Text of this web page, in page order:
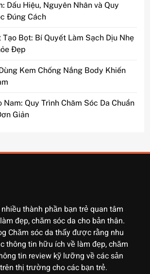
Dấu Hiệu, Nguyên Nhân và Quy
Đúng Cách
Tạo Bọt: Bí Quyết Làm Sạch Dịu Nhẹ
Đẹp
Kem Chống Nắng Body Khiến
Nam: Quy Trình Chăm Sóc Da Chuẩn
Giản
thành phần bạn trẻ quan tâm
đẹp, chăm sóc da cho bản thân.
Chăm sóc da thấy được rằng nhu
thông tin hữu ích về làm đẹp, chăm
tin review kỹ lưỡng về các sản
thị trường cho các bạn trẻ.